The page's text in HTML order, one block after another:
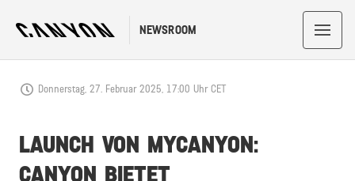
NEWSROOM
Donnerstag, 27. Februar 2025, 17:00 Uhr CET
LAUNCH VON MYCANYON:
CANYON BIETET